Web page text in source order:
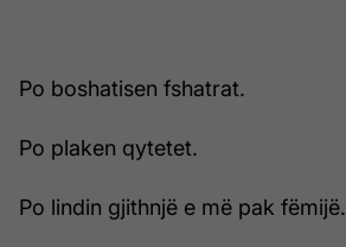
Po boshatisen fshatrat.
Po plaken qytetet.
Po lindin gjithnjë e më pak fëmijë.